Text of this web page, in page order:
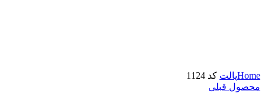
Homeپالت کد 1124
محصول قبلی